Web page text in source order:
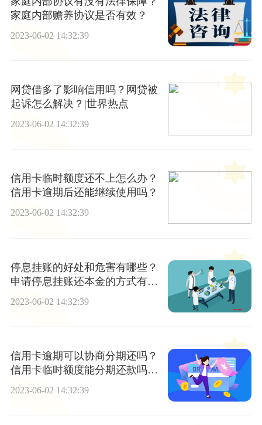
家庭内部赡养协议是否有效？
2023-06-02 14:32:39
网贷借多了影响信用吗？网贷被
起诉怎么解决？|世界热点
2023-06-02 14:32:39
信用卡临时额度还不上怎么办？
信用卡逾期后还能继续使用吗？
2023-06-02 14:32:39
停息挂账的好处和危害有哪些？
申请停息挂账还本金的方式有哪
2023-06-02 14:32:39
信用卡逾期可以协商分期还吗？
信用卡临时额度能分期还款吗？
简讯
2023-06-02 14:32:39